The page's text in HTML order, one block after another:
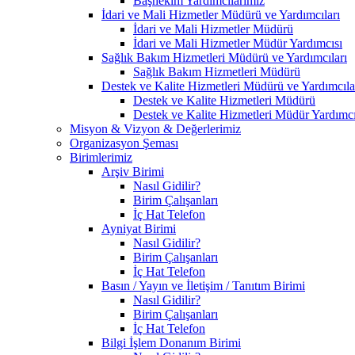
İdari ve Mali Hizmetler Müdürü ve Yardımcıları
İdari ve Mali Hizmetler Müdürü
İdari ve Mali Hizmetler Müdür Yardımcısı
Sağlık Bakım Hizmetleri Müdürü ve Yardımcıları
Sağlık Bakım Hizmetleri Müdürü
Destek ve Kalite Hizmetleri Müdürü ve
Destek ve Kalite Hizmetleri Müdürü
Destek ve Kalite Hizmetleri Müdür
Misyon & Vizyon & Değerlerimiz
Organizasyon Şeması
Birimlerimiz
Arşiv Birimi
Nasıl Gidilir?
Birim Çalışanları
İç Hat Telefon
Ayniyat Birimi
Nasıl Gidilir?
Birim Çalışanları
İç Hat Telefon
Basın / Yayın ve İletişim / Tanıtım Birimi
Nasıl Gidilir?
Birim Çalışanları
İç Hat Telefon
Bilgi İşlem Donanım Birimi